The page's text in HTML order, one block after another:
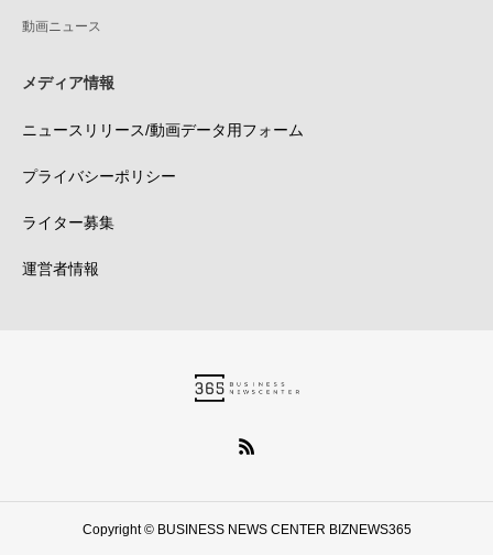
動画ニュース
メディア情報
ニュースリリース/動画データ用フォーム
プライバシーポリシー
ライター募集
運営者情報
Copyright © BUSINESS NEWS CENTER BIZNEWS365